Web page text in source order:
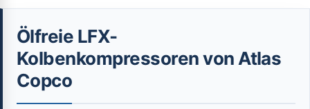
Ölfreie LFX-
Kolbenkompressoren von Atlas
Copco